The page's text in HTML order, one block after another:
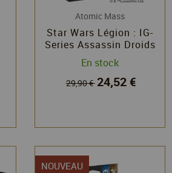
Atomic Mass
Star Wars Légion : IG-
Series Assassin Droids
(2025) - Extension
Agent
En stock
29,90 € 24,52 €
NOUVEAU